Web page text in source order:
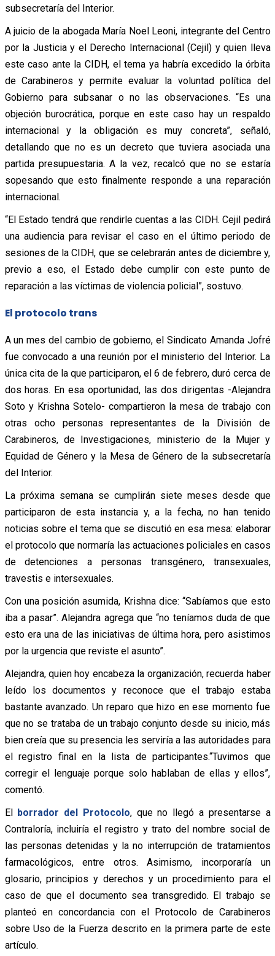
subsecretaría del Interior.
A juicio de la abogada María Noel Leoni, integrante del Centro
por la Justicia y el Derecho Internacional (Cejil) y quien lleva
este caso ante la CIDH, el tema ya habría excedido la órbita
de Carabineros y permite evaluar la voluntad política del
Gobierno para subsanar o no las observaciones. “Es una
objeción burocrática, porque en este caso hay un respaldo
internacional y la obligación es muy concreta”, señaló,
detallando que no es un decreto que tuviera asociada una
partida presupuestaria. A la vez, recalcó que no se estaría
sopesando que esto finalmente responde a una reparación
internacional.
“El Estado tendrá que rendirle cuentas a las CIDH. Cejil pedirá
una audiencia para revisar el caso en el último periodo de
sesiones de la CIDH, que se celebrarán antes de diciembre y,
previo a eso, el Estado debe cumplir con este punto de
reparación a las víctimas de violencia policial”, sostuvo.
El protocolo trans
A un mes del cambio de gobierno, el Sindicato Amanda Jofré
fue convocado a una reunión por el ministerio del Interior. La
única cita de la que participaron, el 6 de febrero, duró cerca de
dos horas. En esa oportunidad, las dos dirigentas -Alejandra
Soto y Krishna Sotelo- compartieron la mesa de trabajo con
otras ocho personas representantes de la División de
Carabineros, de Investigaciones, ministerio de la Mujer y
Equidad de Género y la Mesa de Género de la subsecretaría
del Interior.
La próxima semana se cumplirán siete meses desde que
participaron de esta instancia y, a la fecha, no han tenido
noticias sobre el tema que se discutió en esa mesa: elaborar
el protocolo que normaría las actuaciones policiales en casos
de detenciones a personas transgénero, transexuales,
travestis e intersexuales.
Con una posición asumida, Krishna dice: “Sabíamos que esto
iba a pasar”. Alejandra agrega que “no teníamos duda de que
esto era una de las iniciativas de última hora, pero asistimos
por la urgencia que reviste el asunto”.
Alejandra, quien hoy encabeza la organización, recuerda haber
leído los documentos y reconoce que el trabajo estaba
bastante avanzado. Un reparo que hizo en ese momento fue
que no se trataba de un trabajo conjunto desde su inicio, más
bien creía que su presencia les serviría a las autoridades para
el registro final en la lista de participantes.“Tuvimos que
corregir el lenguaje porque solo hablaban de ellas y ellos”,
comentó.
El borrador del Protocolo, que no llegó a presentarse a
Contraloría, incluiría el registro y trato del nombre social de
las personas detenidas y la no interrupción de tratamientos
farmacológicos, entre otros. Asimismo, incorporaría un
glosario, principios y derechos y un procedimiento para el
caso de que el documento sea transgredido. El trabajo se
planteó en concordancia con el Protocolo de Carabineros
sobre Uso de la Fuerza descrito en la primera parte de este
artículo.